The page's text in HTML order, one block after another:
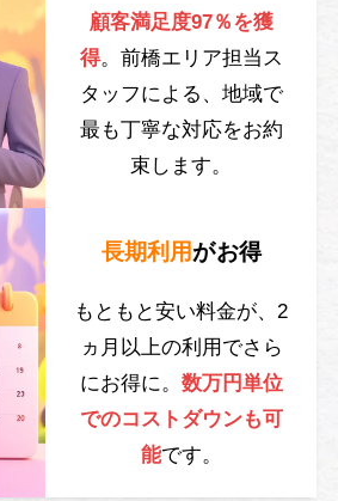
顧客満足度97％を獲
得。前橋エリア担当ス
タッフによる、地域で
最も丁寧な対応をお約
束します。
長期利用がお得
もともと安い料金が、2
ヵ月以上の利用でさら
にお得に。 数万円単位
でのコストダウンも可
能です。